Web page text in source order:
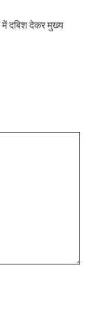
में दबिश देकर मुख्य